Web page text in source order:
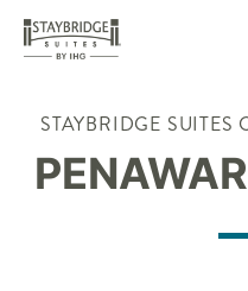
STAYBRIDGE SUITES